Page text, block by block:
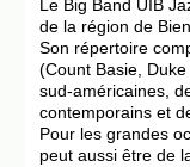
Le Big Band UIB
de la région de
Son répertoire
(Count Basie,
sud-américaines,
contemporains et
Pour les grandes
peut aussi être de